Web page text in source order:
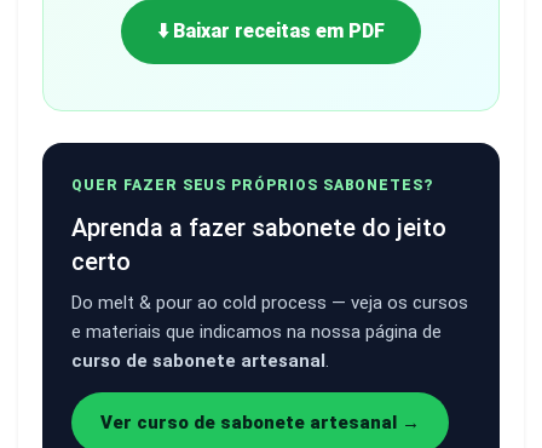
⬇️ Baixar receitas em PDF
QUER FAZER SEUS PRÓPRIOS SABONETES?
Aprenda a fazer sabonete do jeito
certo
Do melt & pour ao cold process — veja os cursos
e materiais que indicamos na nossa página de
curso de sabonete artesanal.
Ver curso de sabonete artesanal →